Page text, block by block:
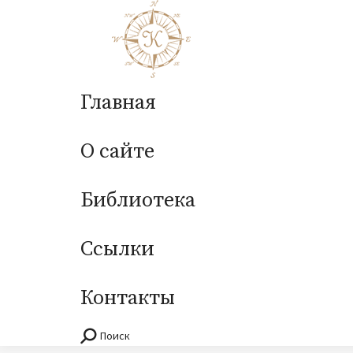
Главная
О сайте
Библиотека
Ссылки
Контакты
Поиск:Поиск